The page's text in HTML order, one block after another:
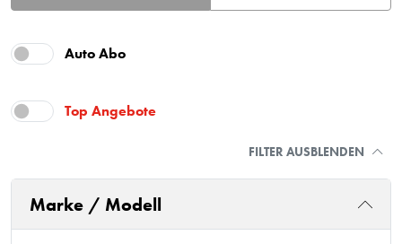
Auto Abo
Top Angebote
FILTER AUSBLENDEN
Marke / Modell